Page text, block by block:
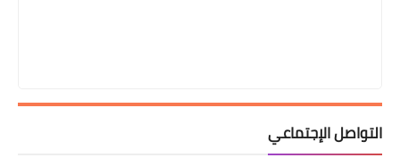
التواصل الإجتماعي